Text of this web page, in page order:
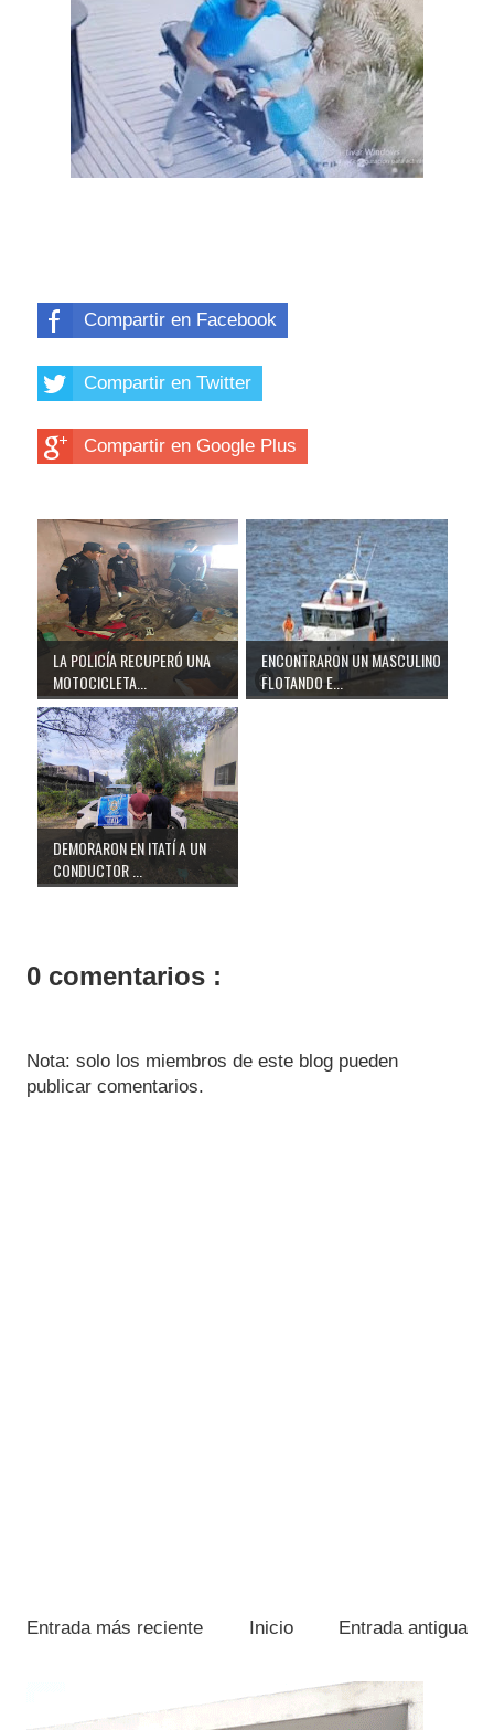
Compartir en Facebook
Compartir en Twitter
Compartir en Google Plus
LA POLICÍA RECUPERÓ UNA
MOTOCICLETA...
ENCONTRARON UN MASCULINO
FLOTANDO E...
DEMORARON EN ITATÍ A UN
CONDUCTOR ...
0 comentarios :
Nota: solo los miembros de este blog pueden
publicar comentarios.
Entrada más reciente Entrada antigua
Inicio